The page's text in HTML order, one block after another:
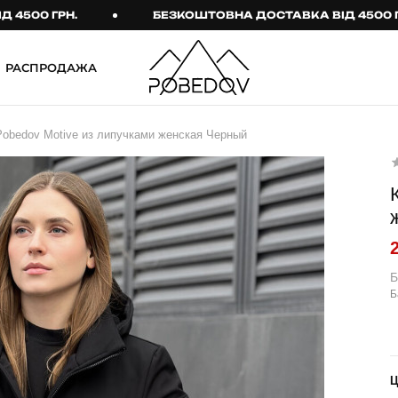
ГРН. БЕЗКОШТОВНА ДОСТАВКА ВІД 4500 ГРН.
Брюки
Джогери
Карго
Спортивні штани
Лосины
Джинсы
КОМПЛЕКТИ
Куртка й штани
Тактичне спорядження
Тактичний жіночий
одяг
Тактичний чоловічий
одяг
Тактичні рукавиці
Тактичні шкарпетки
РАСПРОДАЖА
Motive из липучками женская Черный